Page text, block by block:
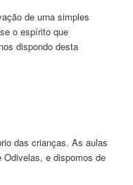
de urna simples
o espírito que
dispondo desta
das crianças. As aulas
e dispomos de